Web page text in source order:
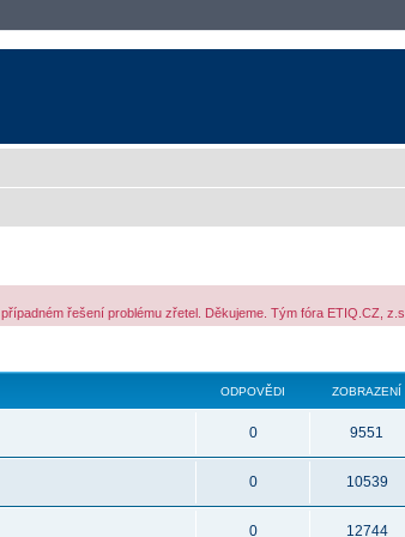
řešení problému zřetel. Děkujeme. Tým fóra ETIQ.CZ, z.s.
ODPOVĚDI ZOBRAZENÍ
0 9551
0 10539
0 12744